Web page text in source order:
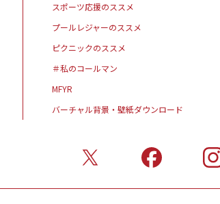
スポーツ応援のススメ
プールレジャーのススメ
ピクニックのススメ
＃私のコールマン
MFYR
バーチャル背景・壁紙ダウンロード